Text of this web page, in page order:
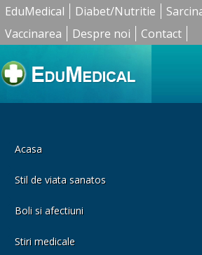
EduMedical Diabet/Nutritie
Vaccinarea
Despre noi Contact
Acasa
Stil de viata sanatos
Boli si afectiuni
Stiri medicale